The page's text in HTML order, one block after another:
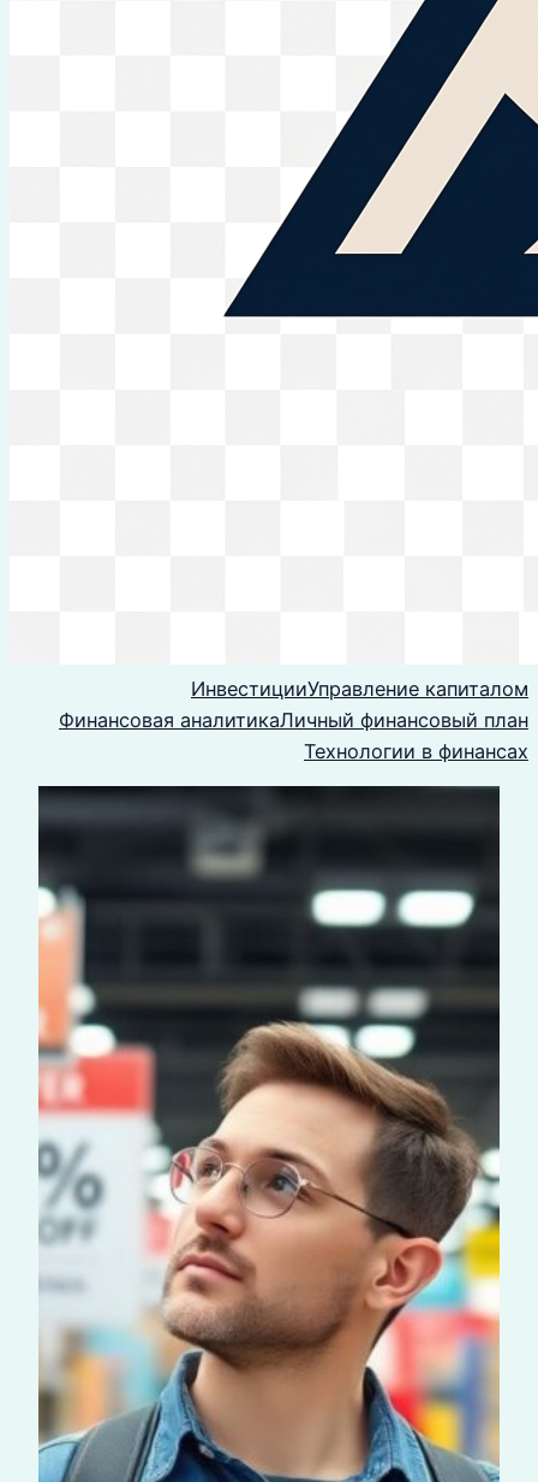
ИнвестицииУправление капиталом
Финансовая аналитикаЛичный финансовый план
Технологии в финансах